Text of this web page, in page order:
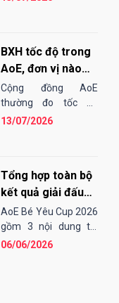
BXH tốc độ trong
AoE, đơn vị nào
"chạy" nhanh
nhất?
Cộng đồng AoE
thường đo tốc độ
chạy của các đơn vị
13/07/2026
Tổng hợp toàn bộ
kết quả giải đấu
AoE Bé Yêu Cup
2026
AoE Bé Yêu Cup 2026
gồm 3 nội dung thi
đấu: Solo Random,
06/06/2026